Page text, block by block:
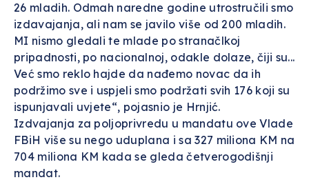
26 mladih. Odmah naredne godine utrostručili smo
izdavajanja, ali nam se javilo više od 200 mladih.
MI nismo gledali te mlade po stranačlkoj
pripadnosti, po nacionalnoj, odakle dolaze, čiji su...
Već smo reklo hajde da nađemo novac da ih
podržimo sve i uspjeli smo podržati svih 176 koji su
ispunjavali uvjete“, pojasnio je Hrnjić.
Izdvajanja za poljoprivredu u mandatu ove Vlade
FBiH više su nego uduplana i sa 327 miliona KM na
704 miliona KM kada se gleda četverogodišnji
mandat.